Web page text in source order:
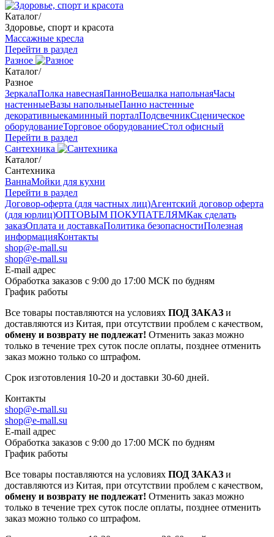
Каталог/
Здоровье, спорт и красота
Массажные кресла
Перейти в раздел
Разное
Каталог/
Разное
ЗеркалаПолка навеснаяПанноВешалка напольнаяЧасы
настенныеВазы напольныеПанно настенные
декоративныекаминный порталПодсвечникСценическое
оборудованиеТорговое оборудованиеСтол офисный
Перейти в раздел
Сантехника
Каталог/
Сантехника
ВаннаМойки для кухни
Перейти в раздел
Договор-оферта (для частных лиц)Агентский договор оферта
(для юрлиц)ОПТОВЫМ ПОКУПАТЕЛЯМКак сделать
заказОплата и доставкаПолитика безопасностиПолезная
информацияКонтакты
shop@e-mall.su
shop@e-mall.su
E-mail адрес
Обработка заказов с 9:00 до 17:00 МСК по будням
График работы
Все товары поставляются на условиях ПОД ЗАКАЗ и
доставляются из Китая, при отсутствии проблем с качеством,
обмену и возврату не подлежат! Отменить заказ можно
только в течение трех суток после оплаты, позднее отменить
заказ можно только со штрафом.
Срок изготовления 10-20 и доставки 30-60 дней.
Контакты
shop@e-mall.su
shop@e-mall.su
E-mail адрес
Обработка заказов с 9:00 до 17:00 МСК по будням
График работы
Все товары поставляются на условиях ПОД ЗАКАЗ и
доставляются из Китая, при отсутствии проблем с качеством,
обмену и возврату не подлежат! Отменить заказ можно
только в течение трех суток после оплаты, позднее отменить
заказ можно только со штрафом.